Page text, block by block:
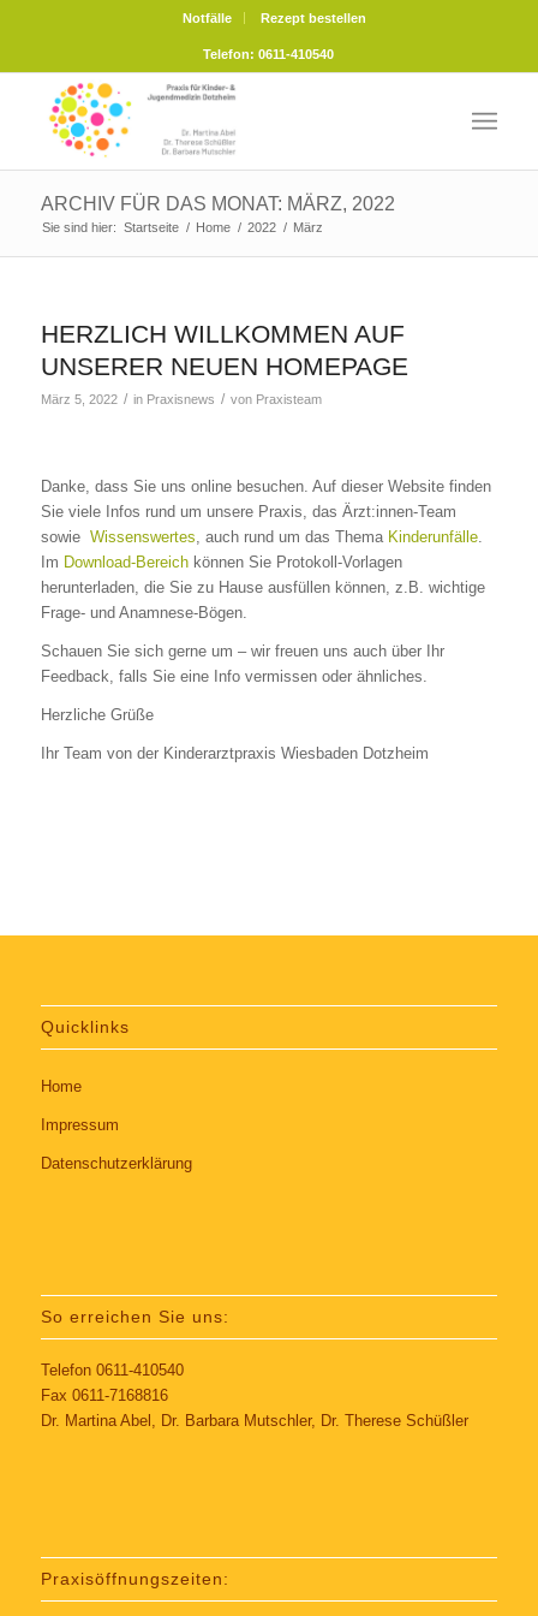
Notfälle Rezept bestellen
Telefon: 0611-410540
ARCHIV FÜR DAS MONAT: MÄRZ, 2022
Sie sind hier: Startseite / Home / 2022 / März
HERZLICH WILLKOMMEN AUF
UNSERER NEUEN HOMEPAGE
März 5, 2022 / in Praxisnews / von Praxisteam
Danke, dass Sie uns online besuchen. Auf dieser Website finden
Sie viele Infos rund um unsere Praxis, das Ärzt:innen-Team
sowie Wissenswertes, auch rund um das Thema Kinderunfälle.
Im Download-Bereichkönnen Sie Protokoll-Vorlagen
herunterladen, die Sie zu Hause ausfüllen können, z.B. wichtige
Frage- und Anamnese-Bögen.
Schauen Sie sich gerne um – wir freuen uns auch über Ihr
Feedback, falls Sie eine Info vermissen oder ähnliches.
Herzliche Grüße
Ihr Team von der Kinderarztpraxis Wiesbaden Dotzheim
Quicklinks
Home
Impressum
Datenschutzerklärung
So erreichen Sie uns:
Telefon 0611-410540
Fax 0611-7168816
Dr. Martina Abel, Dr. Barbara Mutschler, Dr. Therese Schüßler
Praxisöffnungszeiten: